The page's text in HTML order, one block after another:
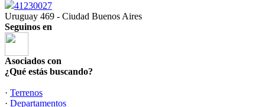
41230027
Uruguay 469 - Ciudad Buenos Aires
Seguinos en
Asociados con
¿Qué estás buscando?
· Terrenos
· Departamentos